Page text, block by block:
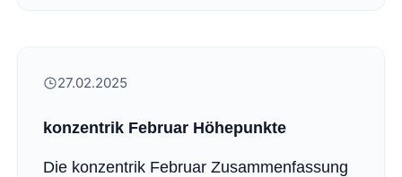
27.02.2025
konzentrik Februar Höhepunkte
Die konzentrik Februar Zusammenfassung